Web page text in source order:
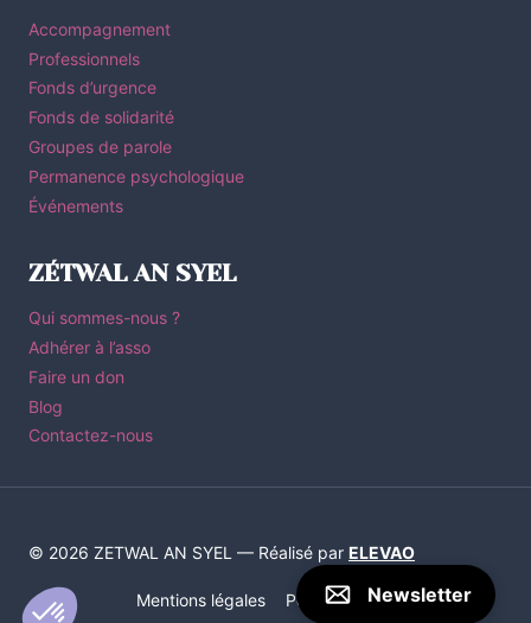
Accompagnement
Professionnels
Fonds d’urgence
Fonds de solidarité
Groupes de parole
Permanence psychologique
Événements
ZÉTWAL AN SYEL
Qui sommes-nous ?
Adhérer à l’asso
Faire un don
Blog
Contactez-nous
© 2026 ZETWAL AN SYEL — Réalisé par ELEVAO
Mentions légales Politique de Confidentialité
Newsletter